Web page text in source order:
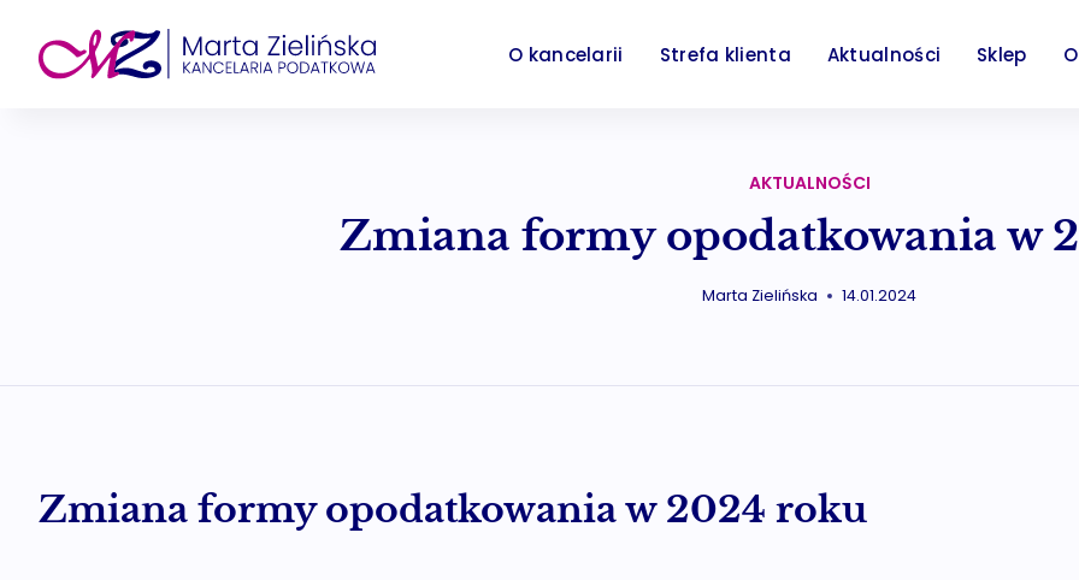
treści
O kancelarii Strefa klienta Aktualności Sklep
AKTUALNOŚCI
Zmiana formy opodatkowania w
Marta Zielińska 14.01.2024
Zmiana formy opodatkowania w 2024 roku